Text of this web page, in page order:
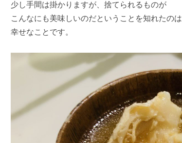
少し手間は掛かりますが、捨てられるものが
こんなにも美味しいのだということを知れたのは
幸せなことです。